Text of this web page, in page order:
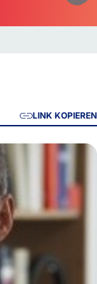
LINK KOPIEREN